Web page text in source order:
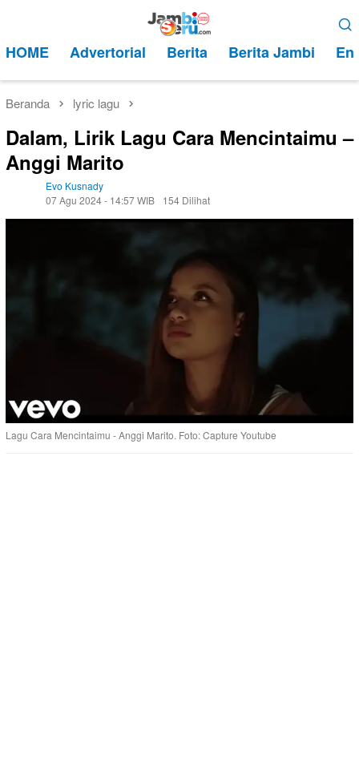
kontenMobile
HOME Advertorial Berita Berita Jambi
Beranda lyric lagu
Dalam, Lirik Lagu Cara Mencintaimu –
Anggi Marito
Evo Kusnady
07 Agu 2024 - 14:57 WIB
154 Dilihat
Lagu Cara Mencintaimu - Anggi Marito. Foto: Capture Youtube